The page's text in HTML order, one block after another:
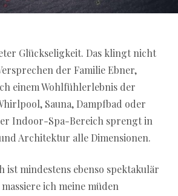
Glückseligkeit. Das klingt nicht
der Familie Ebner,
einem Wohlfühlerlebnis der
Sauna, Dampfbad oder
Indoor-Spa-Bereich sprengt in
Architektur alle Dimensionen.
ist mindestens ebenso spektakulär
ich meine müden